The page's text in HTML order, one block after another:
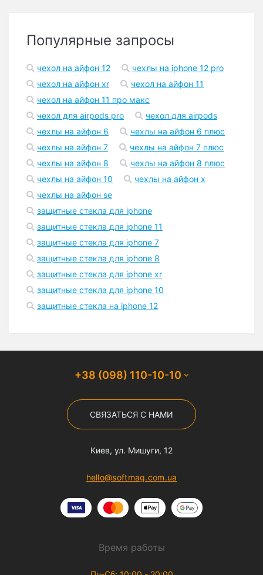
Популярные запросы
чехол на айфон 12
чехлы на iphone 12 pro
чехол на айфон xr
чехол на айфон 11
чехол на айфон 11 про макс
чехол для airpods pro
чехол для airpods
чехлы на айфон 6
чехлы на айфон 6 плюс
чехлы на айфон 7
чехлы на айфон 7 плюс
чехлы на айфон 8
чехлы на айфон 8 плюс
чехлы на айфон 10
чехлы на айфон x
чехлы на айфон se
защитные стекла для iphone
защитные стекла для iphone 11
защитные стекла для iphone 7
защитные стекла для iphone 8
защитные стекла для iphone xr
защитные стекла для iphone 10
защитные стекла на iphone 12
+38 (098) 110-10-10
СВЯЗАТЬСЯ С НАМИ
Киев, ул. Мишуги, 12
hello@softmag.com.ua
Время работы